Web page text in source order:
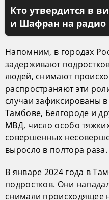
Кто утвердится в
и Шафран на радио
Напомним, в городах
задерживают
людей, снимают
распространяют эти
случаи зафиксированы
Тамбове, Белгороде и
МВД, число особо
совершенных
выросло в полтора раза.
В январе 2024 года в
подростков. Они
снимали происходящее